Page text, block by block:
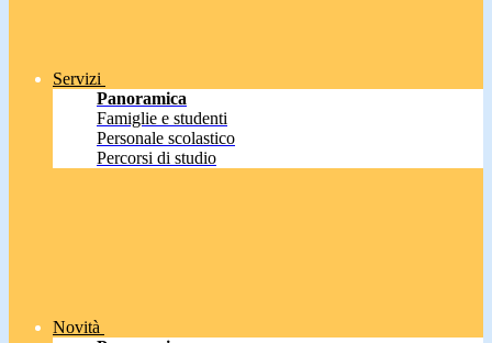
Servizi
Panoramica
Famiglie e studenti
Personale scolastico
Percorsi di studio
Novità